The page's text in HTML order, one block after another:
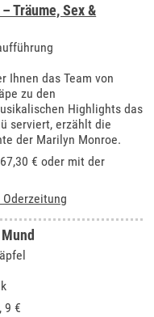
Träume, Sex &
Ihnen das Team von
zu den
Highlights das
serviert, erzählt die
der Marilyn Monroe.
€ oder mit der
, 9 €